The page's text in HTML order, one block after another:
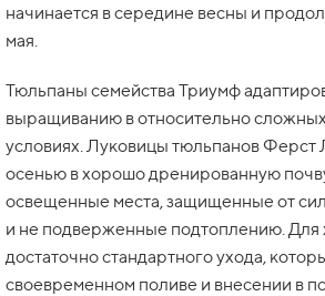
начинается в середине весны и
мая.
Тюльпаны семейства Триумф
выращиванию в относительно
условиях. Луковицы тюльпанов
осенью в хорошо дренированную
освещенные места, защищенные от
и не подверженные подтоплению. Для
достаточно стандартного ухода,
своевременном поливе и внесении в